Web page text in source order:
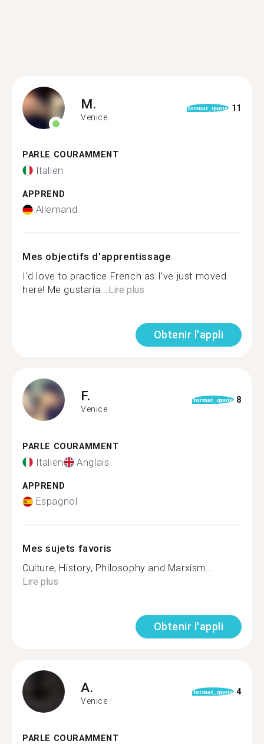
M.
Venice
format_quote 11
PARLE COURAMMENT
Italien
APPREND
Allemand
Mes objectifs d'apprentissage
I’d love to practice French as I’ve just moved
here! Me gustaría...Lire plus
Obtenir l'appli
F.
Venice
format_quote 8
PARLE COURAMMENT
Italien Anglais
APPREND
Espagnol
Mes sujets favoris
Culture, History, Philosophy and Marxism...
Lire plus
Obtenir l'appli
A.
Venice
format_quote 4
PARLE COURAMMENT